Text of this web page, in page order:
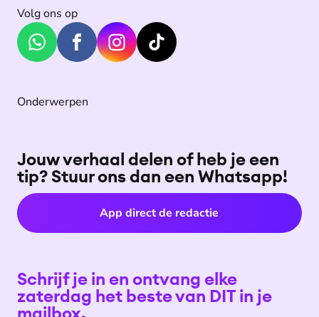
Volg ons op
Onderwerpen
Jouw verhaal delen of heb je een
tip? Stuur ons dan een Whatsapp!
App direct de redactie
Schrijf je in en ontvang elke
zaterdag het beste van DIT in je